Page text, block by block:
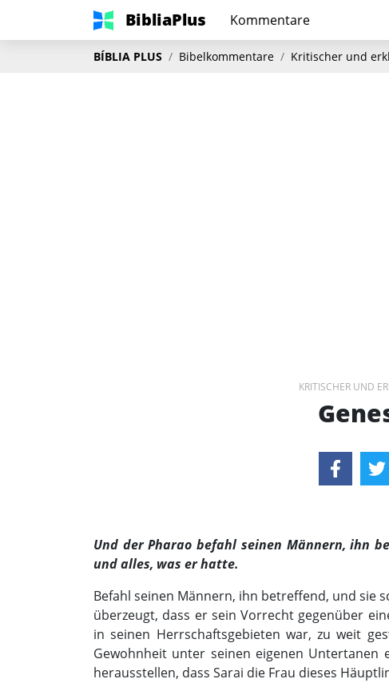
BibliaPlus Kommentare
BÍBLIA PLUS Bibelkommentare Kritischer und
KRITISCHER UND
Und der Pharao befahl seinen Männern, ihn
und alles, was er hatte.
Befahl seinen Männern, ihn betreffend, und sie
überzeugt, dass er sein Vorrecht gegenüber
in seinen Herrschaftsgebieten war, zu weit
Gewohnheit unter seinen eigenen
herausstellen, dass Sarai die Frau dieses